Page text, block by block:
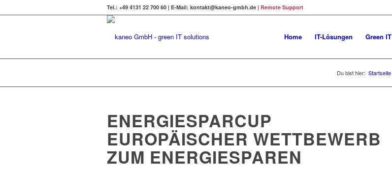
Tel.: +49 4131 22 700 60 | E-Mail: kontakt@kaneo-gmbh.de | Remote Support
Home IT-Lösungen Green IT
Du bist hier: Startseite
ENERGIESPARCUP
EUROPÄISCHER WETTBEWERB
ZUM ENERGIESPAREN